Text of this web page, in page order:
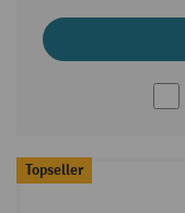
Topseller